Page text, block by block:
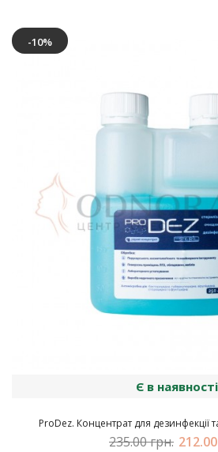
-10%
Є в наявності
ProDez. Концентрат для дезинфекції
235.00 грн.